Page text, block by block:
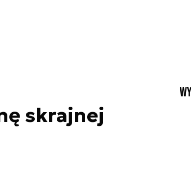
skrajnej